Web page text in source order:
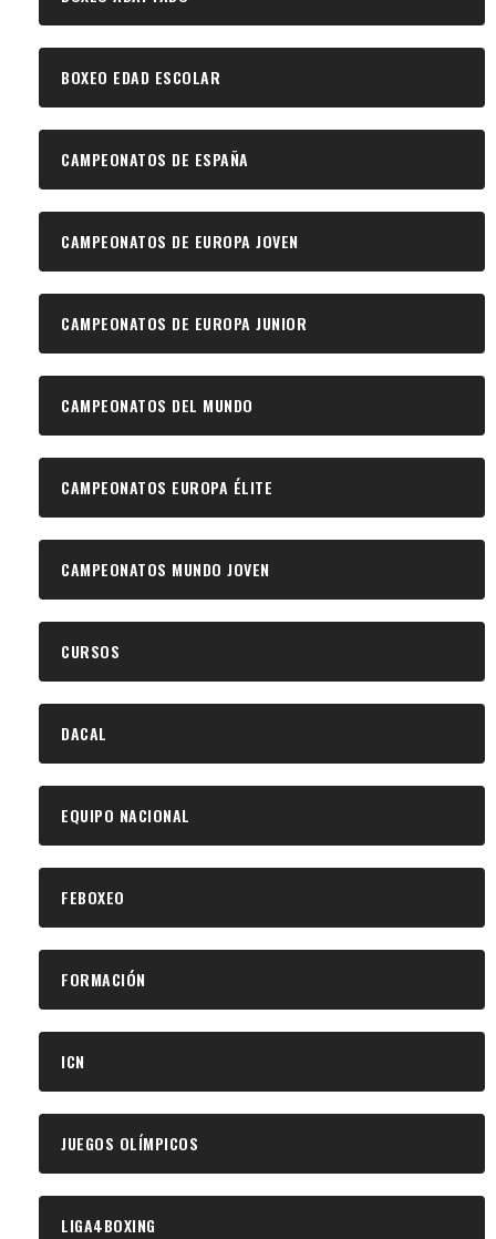
BOXEO EDAD ESCOLAR
CAMPEONATOS DE ESPAÑA
CAMPEONATOS DE EUROPA JOVEN
CAMPEONATOS DE EUROPA JUNIOR
CAMPEONATOS DEL MUNDO
CAMPEONATOS EUROPA ÉLITE
CAMPEONATOS MUNDO JOVEN
CURSOS
DACAL
EQUIPO NACIONAL
FEBOXEO
FORMACIÓN
ICN
JUEGOS OLÍMPICOS
LIGA4BOXING